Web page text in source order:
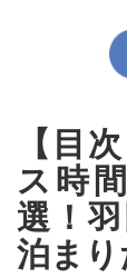
【目
ス時
選！
泊ま